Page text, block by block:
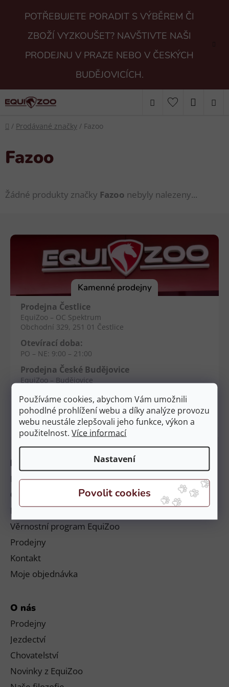
Používáme cookies, abychom Vám umožnili
pohodlné prohlížení webu a díky analýze provozu
webu neustále zlepšovali jeho funkce, výkon a
použitelnost.Více informací
Nastavení
POTŘEBUJETE PORADIT S VÝBĚREM ČI
ZBOŽÍ VYZKOUŠET? NAVŠTIVTE NAŠI
PRODEJNU V PRAZE NEBO V ČESKÝCH
BUDĚJOVICÍCH.
Hledat
Domů
/ Prodávané značky / Fazoo
Fazoo
Žádné produkty značky Fazoo nebyly nalezeny...
Informace
Platby a doručení
Obchodní podmínky a reklamační řád
Podmínky ochrany osobních údajů
Věrnostní program EquiZoo
Prodejny
Kontakt
Moje objednávka
O nás
Prodejny
Jezdectví
Chovatelství
Novinky z EquiZoo
Kamenné prodejny
Prodejna Čestlice
EquiZoo – OC Spektrum
Obchodní 329, 251 01 Čestlice
Otevírací doba:
PO – NE: 9:00 – 21:00
Prodejna České Budějovice
EquiZoo – Budějovice
Otevírací doba:
PO – NE: 9:00 – 20:00